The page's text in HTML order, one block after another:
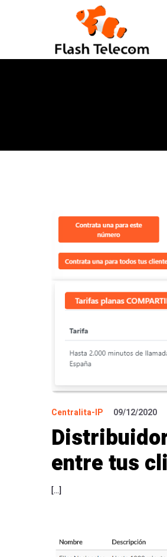
Centralita-IP 09/12/2020
entre tus
[…]